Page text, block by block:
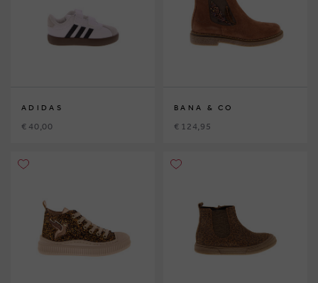
ADIDAS
€ 40,00
BANA & CO
€ 124,95